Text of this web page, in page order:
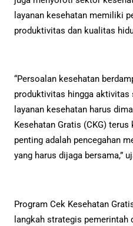
layanan kesehatan memiliki
produktivitas dan kualitas
“Persoalan kesehatan
produktivitas hingga aktivitas
layanan kesehatan harus
Kesehatan Gratis (CKG)
penting adalah pencegahan
yang harus dijaga bersama,”
Program Cek Kesehatan
langkah strategis pemerintah